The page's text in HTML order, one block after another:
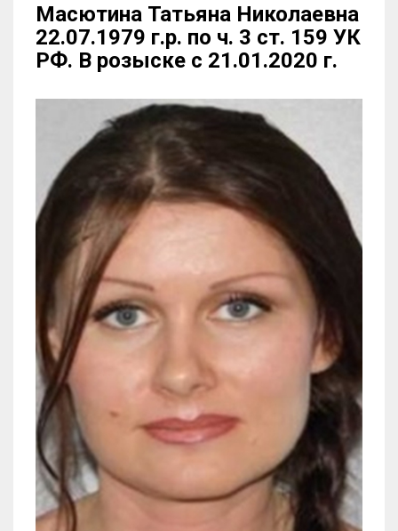
Масютина Татьяна Николаевна
22.07.1979 г.р. по ч. 3 ст. 159 УК
РФ. В розыске с 21.01.2020 г.